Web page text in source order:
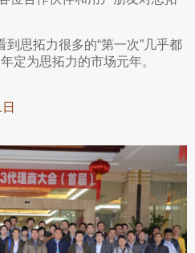
思拓力很多的“第一次”几乎都
定为思拓力的市场元年。